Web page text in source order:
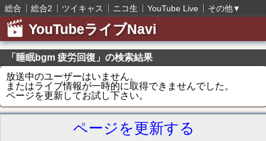
総合 総合2 ツイキャス ニコ生 YouTube Live その他▼
YouTubeライブNavi
「睡眠bgm 疲労回復」の検索結果
放送中のユーザーはいません。
またはライブ情報が一時的に取得できませんでした。
ページを更新してお試し下さい。
ページを更新する